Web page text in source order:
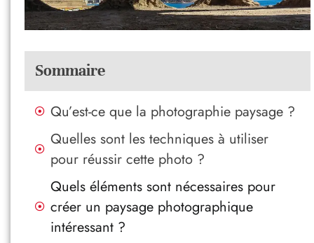
Sommaire
Qu’est-ce que la photographie paysage ?
Quelles sont les techniques à utiliser
pour réussir cette photo ?
Quels éléments sont nécessaires pour
créer un paysage photographique
intéressant ?